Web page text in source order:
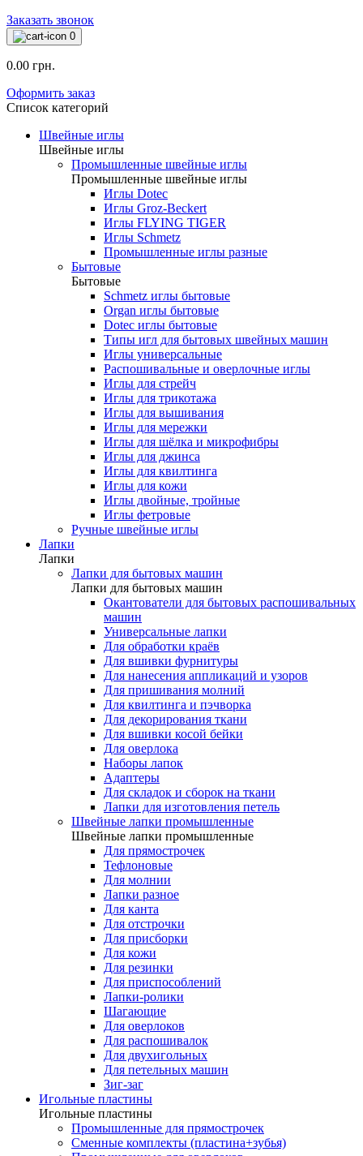
Заказать звонок
0
0.00 грн.
Оформить заказ
Список категорий
Швейные иглы
Швейные иглы
Промышленные швейные иглы
Промышленные швейные иглы
Иглы Dotec
Иглы Groz-Beckert
Иглы FLYING TIGER
Иглы Schmetz
Промышленные иглы разные
Бытовые
Бытовые
Schmetz иглы бытовые
Organ иглы бытовые
Dotec иглы бытовые
Типы игл для бытовых швейных машин
Иглы универсальные
Распошивальные и оверлочные иглы
Иглы для стрейч
Иглы для трикотажа
Иглы для вышивания
Иглы для мережки
Иглы для шёлка и микрофибры
Иглы для джинса
Иглы для квилтинга
Иглы для кожи
Иглы двойные, тройные
Иглы фетровые
Ручные швейные иглы
Лапки
Лапки
Лапки для бытовых машин
Лапки для бытовых машин
Окантователи для бытовых распошивальных
машин
Универсальные лапки
Для обработки краёв
Для вшивки фурнитуры
Для нанесения аппликаций и узоров
Для пришивания молний
Для квилтинга и пэчворка
Для декорирования ткани
Для вшивки косой бейки
Для оверлока
Наборы лапок
Адаптеры
Для складок и сборок на ткани
Лапки для изготовления петель
Швейные лапки промышленные
Швейные лапки промышленные
Для прямострочек
Тефлоновые
Для молнии
Лапки разное
Для канта
Для отстрочки
Для присборки
Для кожи
Для резинки
Для приспособлений
Лапки-ролики
Шагающие
Для оверлоков
Для распошивалок
Для двухигольных
Для петельных машин
Зиг-заг
Игольные пластины
Игольные пластины
Промышленные для прямострочек
Сменные комплекты (пластина+зубья)